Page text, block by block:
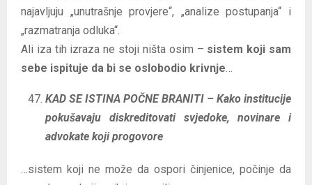
najavljuju „unutrašnje provjere“, „analize postupanja“ i
„razmatranja odluka“.
Ali iza tih izraza ne stoji ništa osim – sistem koji sam
sebe ispituje da bi se oslobodio krivnje
KAD SE ISTINA POČNE BRANITI – Kako institucije
pokušavaju diskreditovati svjedoke, novinare i
advokate koji progovore
…sistem koji ne može da ospori činjenice, počinje da